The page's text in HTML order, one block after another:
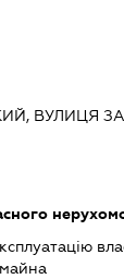
ВУЛИЦЯ